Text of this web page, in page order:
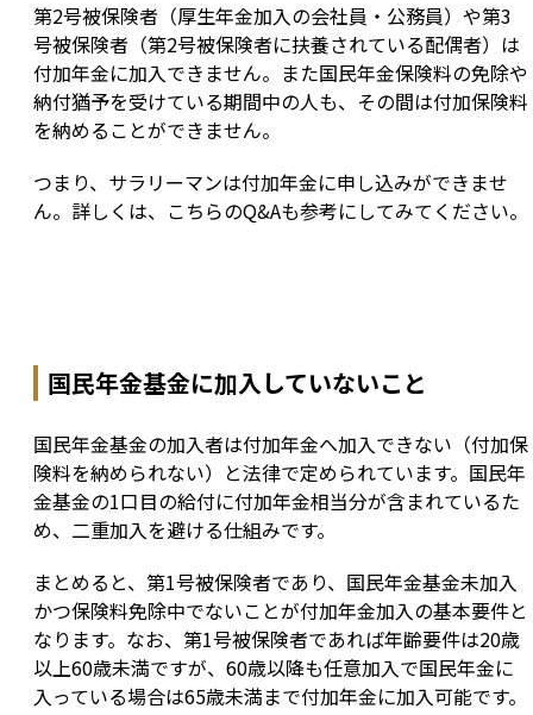
第2号被保険者（厚生年金加入の会社員・公務員）や第3
号被保険者（第2号被保険者に扶養されている配偶者）は
付加年金に加入できません。また国民年金保険料の免除や
納付猶予を受けている期間中の人も、その間は付加保険料
を納めることができません。
つまり、サラリーマンは付加年金に申し込みができませ
ん。詳しくは、こちらのQ&Aも参考にしてみてください。
国民年金基金に加入していないこと
国民年金基金の加入者は付加年金へ加入できない（付加保
険料を納められない）と法律で定められています。国民年
金基金の1口目の給付に付加年金相当分が含まれているた
め、二重加入を避ける仕組みです。
まとめると、第1号被保険者であり、国民年金基金未加入
かつ保険料免除中でないことが付加年金加入の基本要件と
なります。なお、第1号被保険者であれば年齢要件は20歳
以上60歳未満ですが、60歳以降も任意加入で国民年金に
入っている場合は65歳未満まで付加年金に加入可能です。